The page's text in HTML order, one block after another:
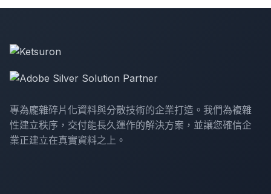
專為龐雜碎片化資料與分散技術的企業打造。我們為複雜
性建立秩序，交付能長久運作的解決方案，並讓您確信企
業正建立在真實資料之上。